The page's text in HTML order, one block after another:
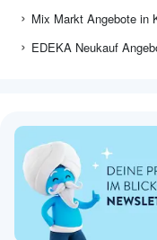
Mix Markt Angebote in
EDEKA Neukauf